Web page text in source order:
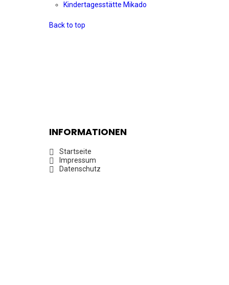
Kindertagesstätte Mikado
Back to top
INFORMATIONEN
Startseite
Impressum
Datenschutz